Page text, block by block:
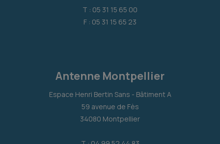
T : 05 31 15 65 00
F : 05 31 15 65 23
Antenne Montpellier
Espace Henri Bertin Sans - Bâtiment A
59 avenue de Fès
34080 Montpellier